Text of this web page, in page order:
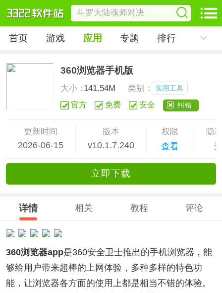
首页 游戏 应用 专题 排行
360浏览器手机版
大小：141.54M 类别： 实用工具
官方 免费 安全 纠错
更新时间
2026-06-15
版本
v10.1.7.240
权限
查看
隐
立即下载
详情 相关 教程 评论
360浏览器app是360安全卫士推出的手机浏览器，能
够给用户带来超棒的上网体验，多种多样的特色功
能，让浏览器各方面的使用上都是相当不错的体验。